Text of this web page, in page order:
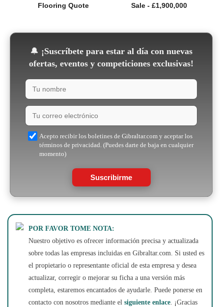
Flooring Quote
Sale - £1,900,000
🔔 ¡Suscríbete para estar al día con nuevas
ofertas, eventos y competiciones exclusivas!
Acepto recibir los boletines de Gibraltar.com y aceptar los
términos de privacidad. (Puedes darte de baja en cualquier
momento)
Suscribirme
POR FAVOR TOME NOTA:
Nuestro objetivo es ofrecer información precisa y actualizada
sobre todas las empresas incluidas en Gibraltar.com. Si usted es
el propietario o representante oficial de esta empresa y desea
actualizar, corregir o mejorar su ficha a una versión más
completa, estaremos encantados de ayudarle. Puede ponerse en
contacto con nosotros mediante el siguiente enlace. ¡Gracias